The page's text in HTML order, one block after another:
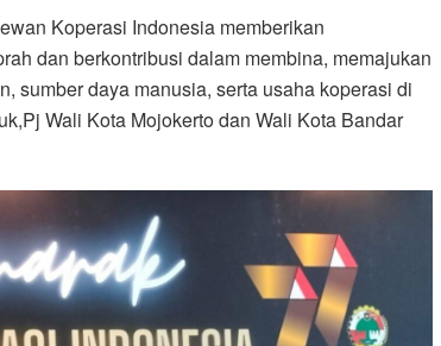
Koperasi Indonesia memberikan
dan berkontribusi dalam membina, memajukan
sumber daya manusia, serta usaha koperasi di
Wali Kota Mojokerto dan Wali Kota Bandar